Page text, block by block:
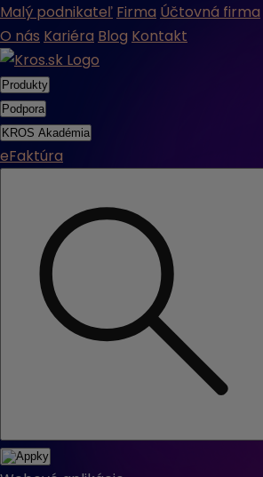
Malý podnikateľ Firma Účtovná firma
O nás Kariéra Blog Kontakt
Produkty
Podpora
KROS Akadémia
eFaktúra